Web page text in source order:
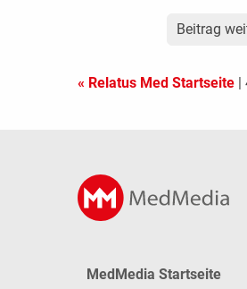
Beitrag
« Relatus Med Startseite |
MedMedia Startseite